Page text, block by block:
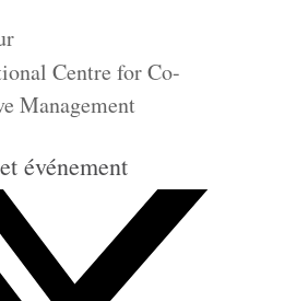
Centre for Co-
Management
événement